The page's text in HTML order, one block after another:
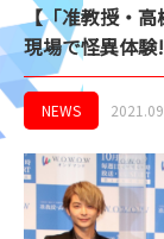
【「准教授・
現場で怪異体
NEWS